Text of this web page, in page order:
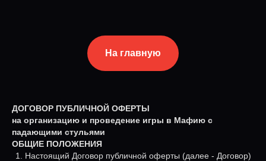
На главную
ДОГОВОР ПУБЛИЧНОЙ ОФЕРТЫ
на организацию и проведение игры в Мафию с
падающими стульями
ОБЩИЕ ПОЛОЖЕНИЯ
Настоящий Договор публичной оферты (далее - Договор)